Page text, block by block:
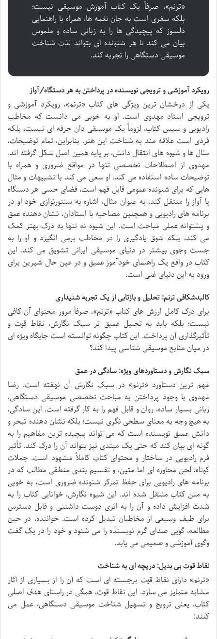
«ترنم»، صرفاً یک کتاب آموزش موسیقی نیست؛
بلکه سفری است به جان نغمه ها، همراه با راهنمایی
دلسوز که پیچیدگی ها را به زبانی ساده و ملموس
بیان می کند تا هر شنونده ای بتواند لذت شناخت
موسیقی دستگاهی را تجربه کند.
رویکرد آموزشی و ترویجی نویسنده در پرداختن به هر دستگاه/آواز
یکی از درخشان ترین ویژگی های کتاب «ترنم»، رویکرد آموزشی و
ترویجی استاد مهدوی است. او به خوبی می دانست که مخاطب
رادیویی و سپس کتاب، لزوماً یک موسیقی دان حرفه ای نیست، بلکه
فردی است علاقه مند به شناخت این هنر. بنابراین، تمام توضیحات،
مثال ها و شیوه های انتقال دانش، بر پایه همین اصل شکل گرفته اند.
مهدوی از اصطلاحات تخصصی تنها در مواقع ضروری و همراه با
توضیحات ساده استفاده می کند. او سعی می کند با تشبیهات و مثال
هایی که برای شنونده عمومی قابل فهم است، فضای حسی هر دستگاه
یا آواز را منتقل کند. به عنوان مثال، اشاره به سنتورنوازی خود او در
برنامه های رادیویی و همچنین مصاحبه با استادان، نشان دهنده عمق
و پشتوانه عملی مباحث است. این شیوه نه تنها به درک بهتر کمک
می کند، بلکه شوق یادگیری را در مخاطب برمی انگیزد و او را به
جست وجوی بیشتر در دنیای موسیقی ایرانی تشویق می کند. این
کتاب در واقع یک راهنمای خودآموز عمیق و در عین حال شیرین برای
ورود به این دنیای غنی است.
کالبدشکافی ترنم: تحلیل و بازتابی از یک تجربه شنیداری
برای درک کامل ارزش های کتاب «ترنم»، صرفاً مرور محتوای آن کافی
نیست؛ بلکه باید به تحلیل عمیق تر سبک نگارش، نقاط قوت و
تأثیرگذاری آن پرداخت. این کتاب چگونه توانسته است جایگاه ویژه ای
در میان منابع موسیقی شناسی پیدا کند؟
سبک نگارش و دستاوردهای ویژه: سادگی در عمق
مهم ترین دستاورد «ترنم» در سبک نگارش آن نهفته است. رضا
مهدوی با وجود پرداختن به مباحث تخصصی موسیقی دستگاهی،
زبانی بسیار ساده، روان و قابل فهم را به کار گرفته است. این سادگی،
به هیچ وجه به معنای سطحی نگری نیست؛ بلکه نشان دهنده تبحر و
دانش عمیق نویسنده است که می تواند پیچیده ترین مفاهیم را به
گونه ای بیان کند که حتی یک مبتدی نیز بتواند آن را درک کند. تأثیر
فرم رادیویی در ساختار و محتوای کتاب کاملاً مشهود است. جملات
کوتاه، لحن محاوره ای اما متین، و تقسیم بندی منطقی مطالب که در
برنامه های رادیویی برای حفظ تمرکز شنونده ضروری است، به خوبی
به متن کتاب منتقل شده اند. این شیوه نگارش، خوانایی کتاب را به
شدت افزایش داده و آن را به اثری دوست داشتنی و قابل دسترس
برای طیف وسیعی از مخاطبان تبدیل کرده است. خواننده، در حین
مطالعه، گویی صدای گرم نویسنده را می شنود و خود را در یک گفت
وگوی آموزشی و صمیمی می یابد.
نقاط قوت بی بدیل: دریچه ای به شناخت
«ترنم» دارای نقاط قوت برجسته ای است که آن را از بسیاری از آثار
مشابه متمایز می سازد. این نقاط قوت، همگی در راستای هدف اصلی
کتاب، یعنی ترویج و تسهیل شناخت موسیقی دستگاهی، عمل می
کنند: